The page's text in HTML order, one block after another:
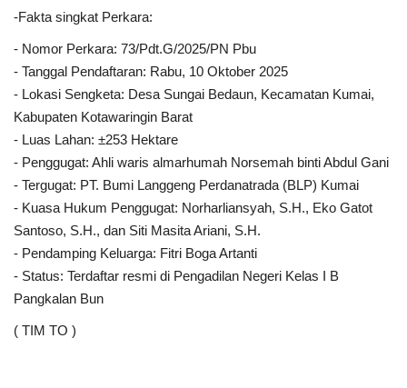
-Fakta singkat Perkara:
- Nomor Perkara: 73/Pdt.G/2025/PN Pbu
- Tanggal Pendaftaran: Rabu, 10 Oktober 2025
- Lokasi Sengketa: Desa Sungai Bedaun, Kecamatan Kumai,
Kabupaten Kotawaringin Barat
- Luas Lahan: ±253 Hektare
- Penggugat: Ahli waris almarhumah Norsemah binti Abdul Gani
- Tergugat: PT. Bumi Langgeng Perdanatrada (BLP) Kumai
- Kuasa Hukum Penggugat: Norharliansyah, S.H., Eko Gatot
Santoso, S.H., dan Siti Masita Ariani, S.H.
- Pendamping Keluarga: Fitri Boga Artanti
- Status: Terdaftar resmi di Pengadilan Negeri Kelas I B
Pangkalan Bun
( TIM TO )